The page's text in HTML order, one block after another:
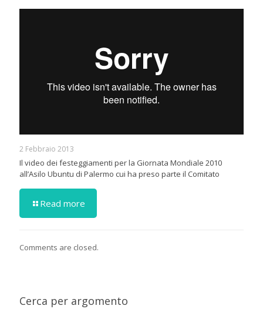
2 Febbraio 2013
Il video dei festeggiamenti per la Giornata Mondiale 2010
all’Asilo Ubuntu di Palermo cui ha preso parte il Comitato
Read more
Comments are closed.
Cerca per argomento